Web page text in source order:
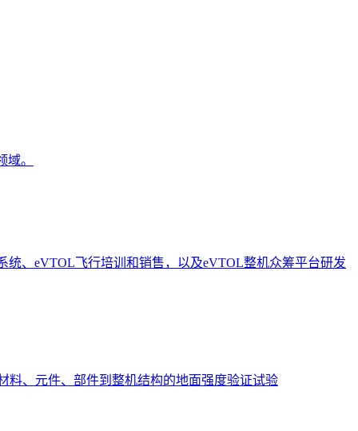
。
、eVTOL飞行培训和销售，以及eVTOL整机众筹平台研发
料、元件、部件到整机结构的地面强度验证试验